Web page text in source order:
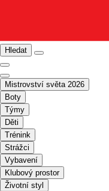
Hledat
Mistrovství světa 2026
Boty
Týmy
Děti
Trénink
Strážci
Vybavení
Klubový prostor
Životní styl